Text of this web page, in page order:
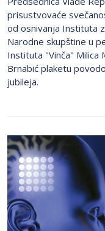
prisustvovaće
od osnivanja Instituta
Narodne skupštine u
Instituta "Vinča" Milica
Brnabić plaketu
jubileja.